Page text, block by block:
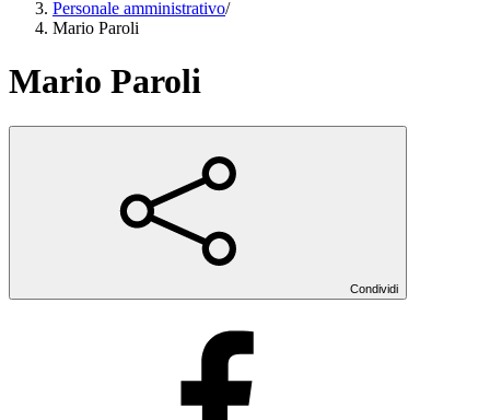
Personale amministrativo/
Mario Paroli
Mario Paroli
Condividi